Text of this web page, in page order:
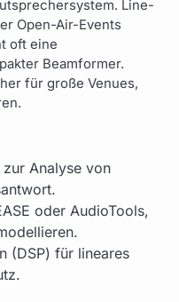
Line-
Open-Air-Events
oft eine
Beamformer.
für große Venues,
Analyse von
oder AudioTools,
(DSP) für lineares